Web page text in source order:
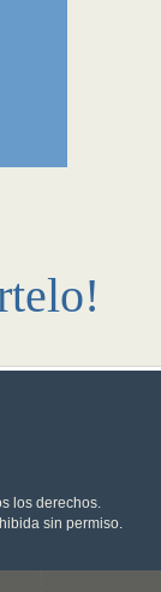
los derechos.
sin permiso.